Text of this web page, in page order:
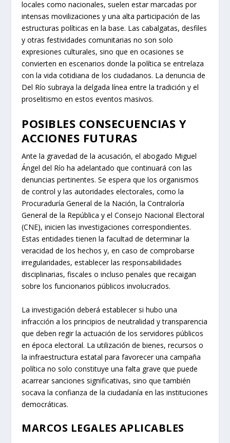
locales como nacionales, suelen estar marcadas por
intensas movilizaciones y una alta participación de las
estructuras políticas en la base. Las cabalgatas, desfiles
y otras festividades comunitarias no son solo
expresiones culturales, sino que en ocasiones se
convierten en escenarios donde la política se entrelaza
con la vida cotidiana de los ciudadanos. La denuncia de
Del Río subraya la delgada línea entre la tradición y el
proselitismo en estos eventos masivos.
POSIBLES CONSECUENCIAS Y
ACCIONES FUTURAS
Ante la gravedad de la acusación, el abogado Miguel
Ángel del Río ha adelantado que continuará con las
denuncias pertinentes. Se espera que los organismos
de control y las autoridades electorales, como la
Procuraduría General de la Nación, la Contraloría
General de la República y el Consejo Nacional Electoral
(CNE), inicien las investigaciones correspondientes.
Estas entidades tienen la facultad de determinar la
veracidad de los hechos y, en caso de comprobarse
irregularidades, establecer las responsabilidades
disciplinarias, fiscales o incluso penales que recaigan
sobre los funcionarios públicos involucrados.
La investigación deberá establecer si hubo una
infracción a los principios de neutralidad y transparencia
que deben regir la actuación de los servidores públicos
en época electoral. La utilización de bienes, recursos o
la infraestructura estatal para favorecer una campaña
política no solo constituye una falta grave que puede
acarrear sanciones significativas, sino que también
socava la confianza de la ciudadanía en las instituciones
democráticas.
MARCOS LEGALES APLICABLES